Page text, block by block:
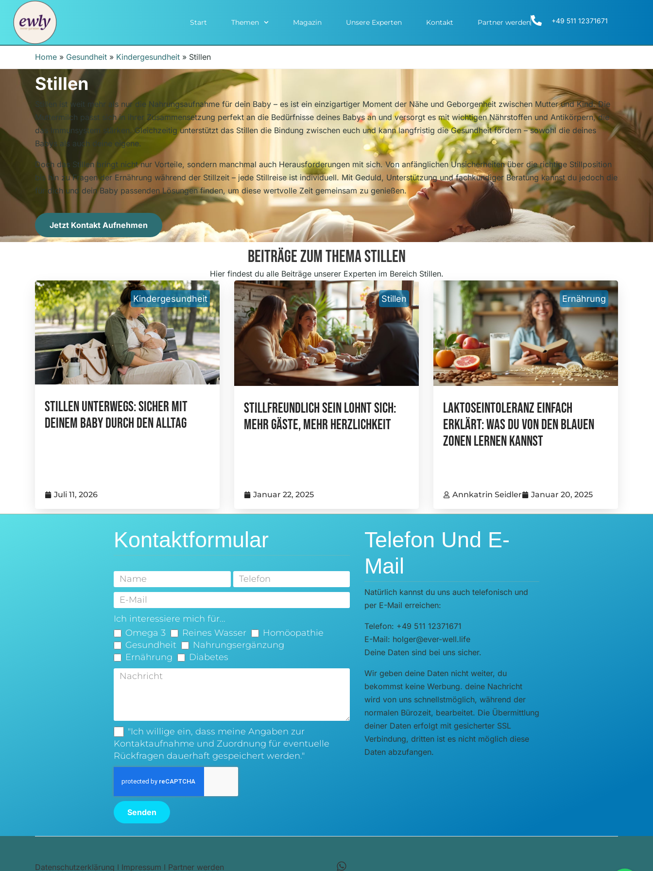
Start Themen Magazin Unsere Experten Kontakt Partner werden +49 511 12371671
Home » Gesundheit » Kindergesundheit » Stillen
Stillen
Stillen ist weit mehr als nur die Nahrungsaufnahme für dein Baby – es ist ein einzigartiger Moment der Nähe und Geborgenheit zwischen Mutter und Kind. Die
Muttermilch passt sich in ihrer Zusammensetzung perfekt an die Bedürfnisse deines Babys an und versorgt es mit wichtigen Nährstoffen und Antikörpern, die
das Immunsystem stärken. Gleichzeitig unterstützt das Stillen die Bindung zwischen euch und kann langfristig die Gesundheit fördern – sowohl die deines
Babys als auch deine eigene.
Doch das Stillen bringt nicht nur Vorteile, sondern manchmal auch Herausforderungen mit sich. Von anfänglichen Unsicherheiten über die richtige Stillposition
bis hin zu Fragen der Ernährung während der Stillzeit – jede Stillreise ist individuell. Mit Geduld, Unterstützung und fachkundiger Beratung kannst du jedoch die
für dich und dein Baby passenden Lösungen finden, um diese wertvolle Zeit gemeinsam zu genießen.
Jetzt Kontakt Aufnehmen
Beiträge Zum Thema Stillen
Hier findest du alle Beiträge unserer Experten im Bereich Stillen.
Kindergesundheit
Stillen Unterwegs: Sicher Mit
Deinem Baby Durch Den Alltag
Juli 11, 2026
Stillen
Stillfreundlich Sein Lohnt Sich:
Mehr Gäste, Mehr Herzlichkeit
Januar 22, 2025
Ernährung
Laktoseintoleranz Einfach
Erklärt: Was Du Von Den Blauen
Zonen Lernen Kannst
Annkatrin Seidler Januar 20, 2025
Kontaktformular
Ich interessiere mich für...
Omega 3
Reines Wasser
Homöopathie
Gesundheit
Nahrungsergänzung
Ernährung
Diabetes
"Ich willige ein, dass meine Angaben zur
Kontaktaufnahme und Zuordnung für eventuelle
Rückfragen dauerhaft gespeichert werden."
Senden
Telefon Und E-
Mail
Natürlich kannst du uns auch telefonisch und
per E-Mail erreichen:
Telefon: +49 511 12371671
E-Mail: holger@ever-well.life
Deine Daten sind bei uns sicher.
Wir geben deine Daten nicht weiter, du
bekommst keine Werbung. deine Nachricht
wird von uns schnellstmöglich, während der
normalen Bürozeit, bearbeitet. Die Übermittlung
deiner Daten erfolgt mit gesicherter SSL
Verbindung, dritten ist es nicht möglich diese
Daten abzufangen.
Datenschutzerklärung I Impressum I Partner werden